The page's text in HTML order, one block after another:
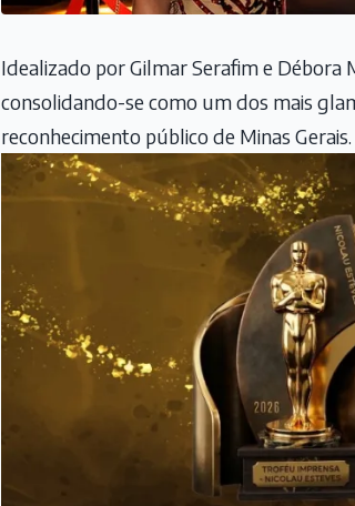
Idealizado por Gilmar Serafim e
consolidando-se como um dos mais
reconhecimento público de Minas Gerais.